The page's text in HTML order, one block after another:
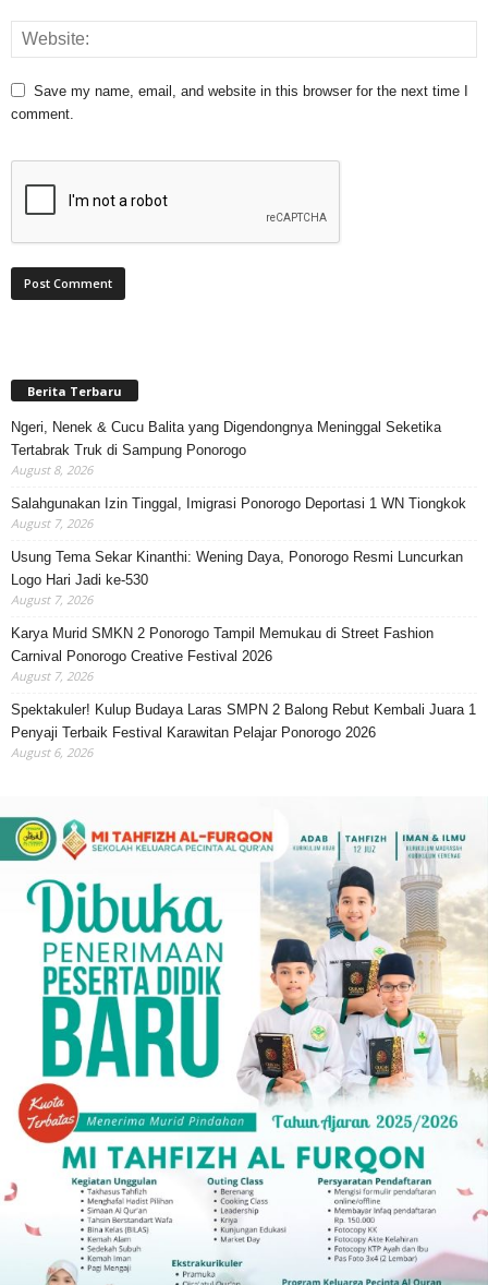
Save my name, email, and website in this browser for the next time I
comment.
Berita Terbaru
Ngeri, Nenek & Cucu Balita yang Digendongnya Meninggal Seketika
Tertabrak Truk di Sampung Ponorogo
August 8, 2026
Salahgunakan Izin Tinggal, Imigrasi Ponorogo Deportasi 1 WN Tiongkok
August 7, 2026
Usung Tema Sekar Kinanthi: Wening Daya, Ponorogo Resmi Luncurkan
Logo Hari Jadi ke-530
August 7, 2026
Karya Murid SMKN 2 Ponorogo Tampil Memukau di Street Fashion
Carnival Ponorogo Creative Festival 2026
August 7, 2026
Spektakuler! Kulup Budaya Laras SMPN 2 Balong Rebut Kembali Juara 1
Penyaji Terbaik Festival Karawitan Pelajar Ponorogo 2026
August 6, 2026